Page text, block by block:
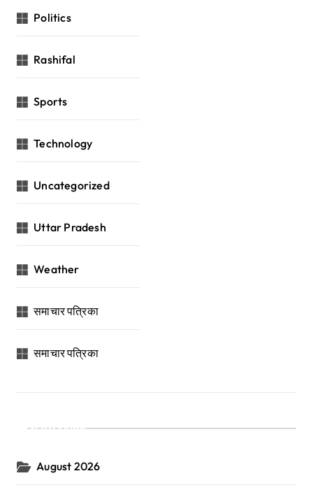
Politics
Rashifal
Sports
Technology
Uncategorized
Uttar Pradesh
Weather
समाचार पत्रिका
समाचार पत्रिका
Archives
August 2026